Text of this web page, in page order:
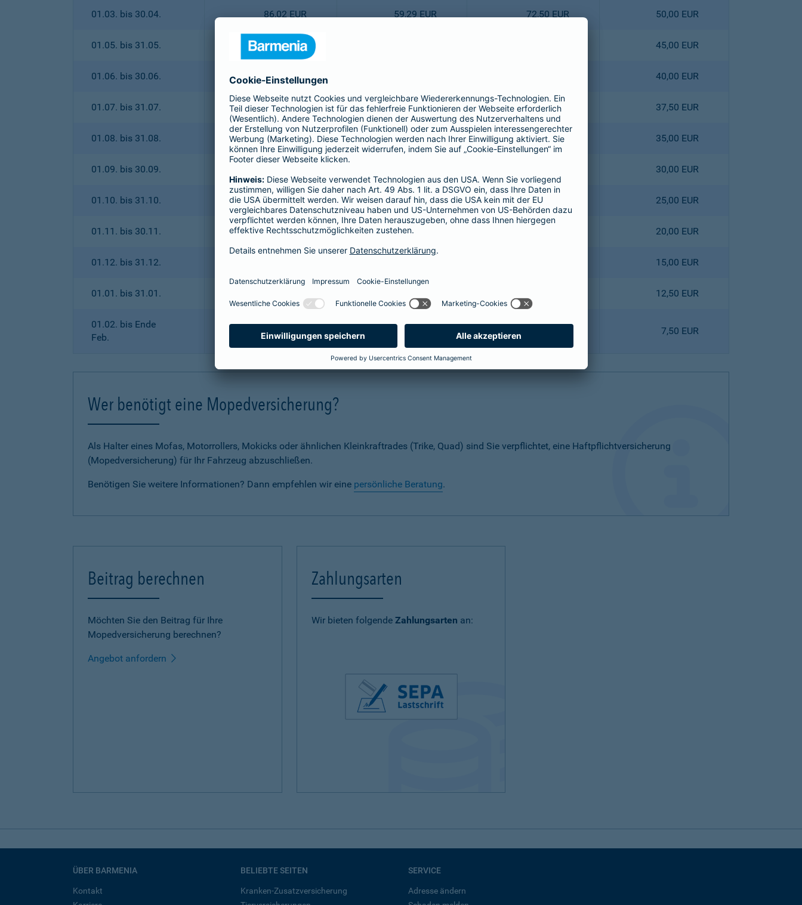
01.03. bis 30.04. 86,02 EUR 59,29 EUR 72,50 EUR 50,00 EUR
01.05. bis 31.05. 77,44 EUR 45,00 EUR
01.06. bis 30.06. 68,75 EUR 40,00 EUR
01.07. bis 31.07. 64,46 EUR 44,55 EUR 54,40 EUR 37,50 EUR
01.08. bis 31.08. 60,17 EUR 41,58 EUR 50,80 EUR 35,00 EUR
01.09. bis 30.09. 30,00 EUR
01.10. bis 31.10. 43,01 EUR 29,70 EUR 36,40 EUR 25,00 EUR
01.11. bis 30.11. 34,43 EUR 23,76 EUR 20,00 EUR
01.12. bis 31.12. 15,00 EUR
01.01. bis 31.01. 12,50 EUR
01.02. bis Ende
Feb.
12,87 EUR 7,50 EUR
Wer benötigt eine Mopedversicherung?
Als Halter eines Mofas, Motorrollers, Mokicks oder ähnlichen Kleinkraftrades (Trike, Quad) sind Sie verpflichtet, eine Haftpflichtversicherung
(Mopedversicherung) für Ihr Fahrzeug abzuschließen.
Benötigen Sie weitere Informationen? Dann empfehlen wir eine persönliche Beratung.
Beitrag berechnen
Möchten Sie den Beitrag für Ihre
Mopedversicherung berechnen?
Angebot anfordern
Zahlungsarten
Wir bieten folgende Zahlungsarten an:
ÜBER BARMENIA
Kontakt
BELIEBTE SEITEN
Kranken-Zusatzversicherung
SERVICE
Adresse ändern